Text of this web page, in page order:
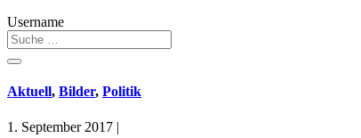
Username
Aktuell, Bilder, Politik
1. September 2017 |